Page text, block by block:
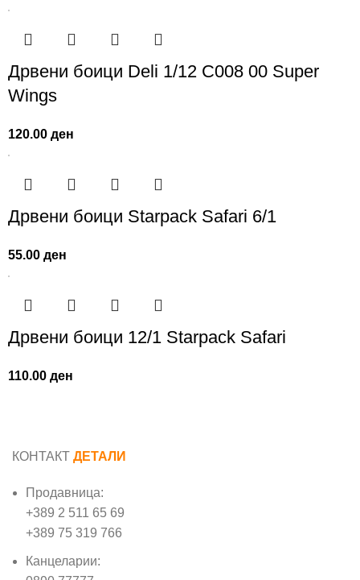
Дрвени боици Deli 1/12 C008 00 Super
Wings
120.00ден
Дрвени боици Starpack Safari 6/1
55.00ден
Дрвени боици 12/1 Starpack Safari
110.00ден
КОНТАКТ ДЕТАЛИ
Продавница:
+389 2 511 65 69
+389 75 319 766
Канцеларии: